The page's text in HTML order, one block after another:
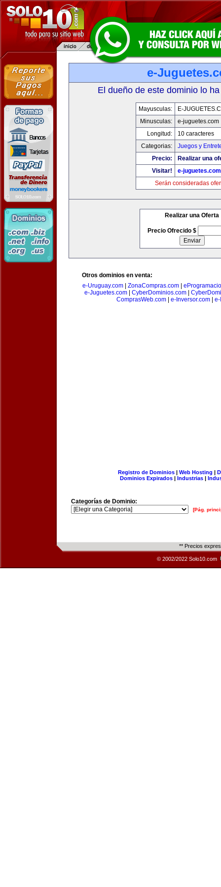
e-
El dueño de este dominio lo
Mayusculas:
E-
Minusculas:
e-juguetes.com
Longitud:
10 caracteres
Categorias:
Juegos y
Precio:
Realizar una
Visitar!
e-juguetes.com
Serán consideradas
Realizar una Oferta
Precio Ofrecido $
Otros dominios en venta:
e-Uruguay.com
ZonaCompras.com
e-Juguetes.com| CyberDominios.com|
ComprasWeb.com
e-Inversor.com e-
Registro de Dominios| Web Hosting |
Dominios Expirados | Industrias |
Categorías de Dominio:
[Pág.
** Precios
© 2002/2022 Solo10.com